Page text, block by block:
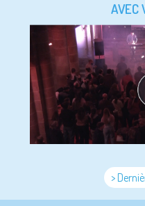
AVEC
>